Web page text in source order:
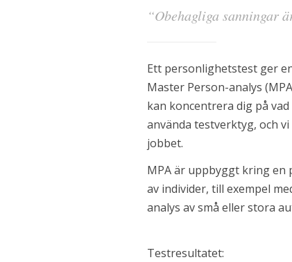
“Obehagliga
Ett personlighetstest ger
Master Person-analys
kan koncentrera dig på
använda testverktyg, och
jobbet.
MPAär uppbyggt kring en
av individer, till exempel
analys av små eller stora
Testresultatet: